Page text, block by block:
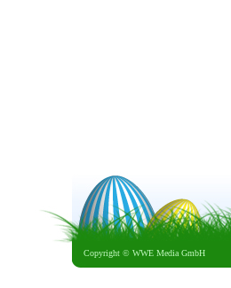
Copyright © WWE Media GmbH